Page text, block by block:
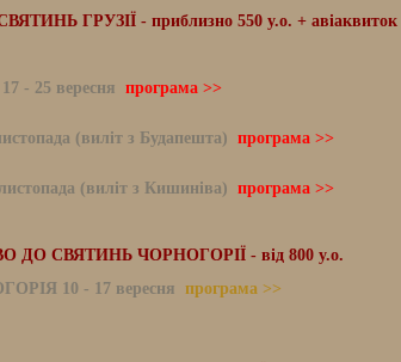
ГРУЗІЇ - приблизно 550 у.о. + авіаквиток
17 - 25 вересня програма >>
(виліт з Будапешта) програма >>
(виліт з Кишиніва) програма >>
СВЯТИНЬ ЧОРНОГОРІЇ - від 800 у.о.
10 - 17 вересня програма >>